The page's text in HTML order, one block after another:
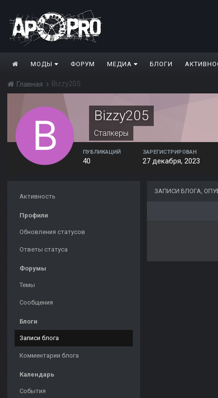
МОДЫ ФОРУМ МЕДИА БЛОГИ
Главная Bizzy205
Bizzy205
Сталкеры
ПУБЛИКАЦИЙ
40
ЗАРЕГИСТРИРОВАН
27 декабря, 2023
Активность
Профили
Обновления статусов
Ответы статуса
Форумы
Темы
Сообщения
Блоги
Записи блога
Комментарии блога
Календарь
События
ЗАПИСИ БЛОГА,